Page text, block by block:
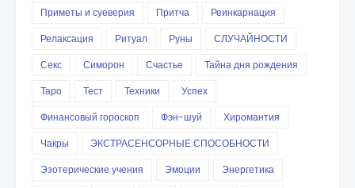
Приметы и суеверия
Притча
Реинкарнация
Релаксация
Ритуал Руны
СЛУЧАЙНОСТИ
Секс
Симорон Счастье
Тайна дня рождения
Таро
Тест Техники
Успех
Финансовый гороскоп
Фэн-шуй
Хиромантия
Чакры
ЭКСТРАСЕНСОРНЫЕ СПОСОБНОСТИ
Эзотерические учения
Эмоции
Энергетика